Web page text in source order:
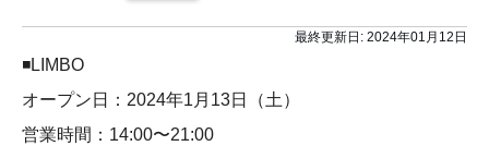
最終更新日: 2024年01月12日
◾️LIMBO
オープン日：2024年1月13日（土）
営業時間：14:00〜21:00